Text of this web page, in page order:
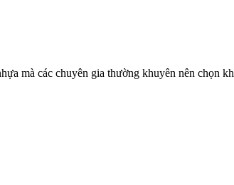
mà các chuyên gia thường khuyên nên chọn